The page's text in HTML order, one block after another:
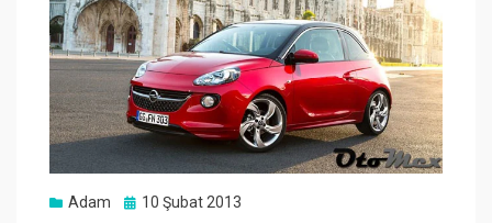
Adam
Posted
10 Şubat 2013